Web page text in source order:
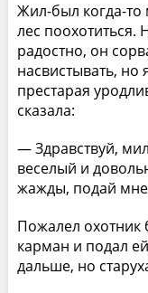
Жил-был когда-
лес поохотиться.
радостно, он
насвистывать, но
престарая
сказала:
— Здравствуй,
веселый и
жажды, подай
Пожалел охотник
карман и подал
дальше, но